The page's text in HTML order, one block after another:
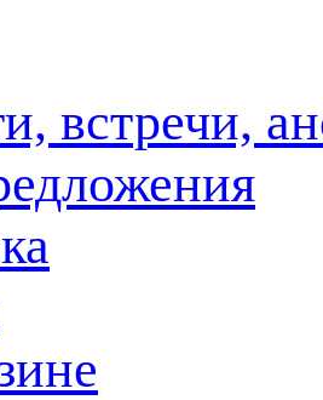
встречи,